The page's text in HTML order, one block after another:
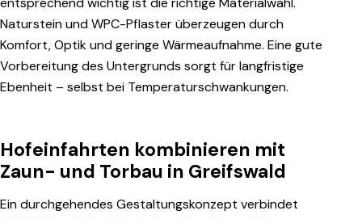
Naturstein und WPC-Pflaster überzeugen durch
Komfort, Optik und geringe Wärmeaufnahme. Eine gute
Vorbereitung des Untergrunds sorgt für langfristige
Ebenheit – selbst bei Temperaturschwankungen.
Hofeinfahrten kombinieren mit
Zaun- und Torbau in Greifswald
Ein durchgehendes Gestaltungskonzept verbindet